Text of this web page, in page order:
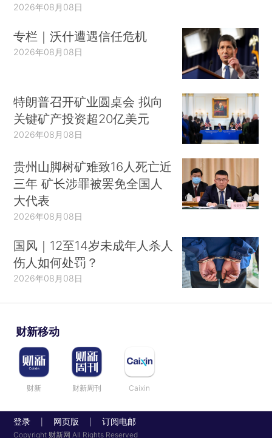
2026年08月08日
专栏｜沃什遭遇信任危机
2026年08月08日
特朗普召开矿业圆桌会 拟向
关键矿产投资超20亿美元
2026年08月08日
贵州山脚树矿难致16人死亡近
三年 矿长涉罪被罢免全国人
大代表
2026年08月08日
国风｜12至14岁未成年人杀人
伤人如何处罚？
2026年08月08日
财新移动
财新 财新周刊 Caixin
登录 网页版 订阅电邮
Copyright 财新网 All Rights Reserved